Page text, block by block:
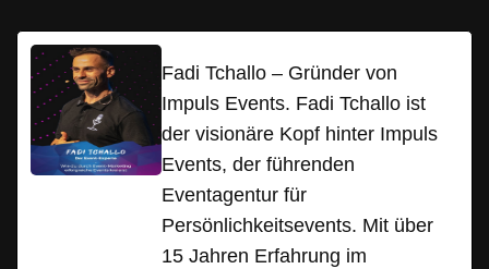
Fadi Tchallo – Gründer von
Impuls Events. Fadi Tchallo ist
der visionäre Kopf hinter Impuls
Events, der führenden
Eventagentur für
Persönlichkeitsevents. Mit über
15 Jahren Erfahrung im